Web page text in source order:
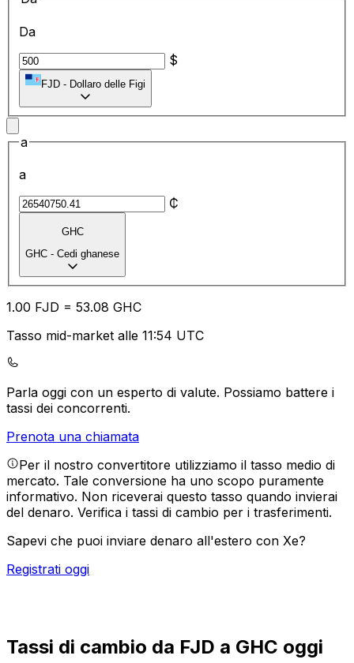
Da
$
FJD - Dollaro delle Figi
a
a
₵
GHC
GHC - Cedi ghanese
1.00 FJD = 53.08 GHC
Tasso mid-market alle 11:54 UTC
Parla oggi con un esperto di valute. Possiamo battere i
tassi dei concorrenti.
Prenota una chiamata
Per il nostro convertitore utilizziamo il tasso medio di
mercato. Tale conversione ha uno scopo puramente
informativo. Non riceverai questo tasso quando invierai
del denaro. Verifica i tassi di cambio per i trasferimenti.
Sapevi che puoi inviare denaro all'estero con Xe?
Registrati oggi
Tassi di cambio da FJD a GHC oggi